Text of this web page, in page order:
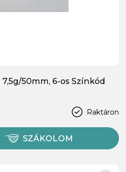
50mm, 6-os Színkód
Raktáron
SZÁKOLOM